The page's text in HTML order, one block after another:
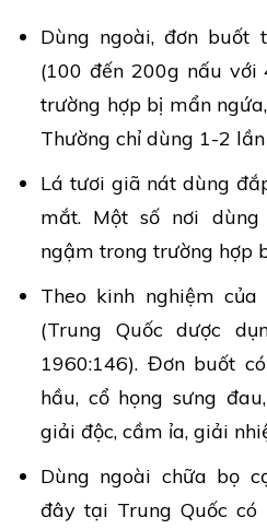
Dùng ngoài, đơn buốt
(100 đến 200g nấu
trường hợp bị mẩn
Thường chỉ dùng 1-2
Lá tươi giã nát dùng
mắt. Một số nơi
ngậm trong trường hợp
Theo kinh nghiệm
(Trung Quốc dược
1960:146). Đơn buốt
hầu, cổ họng sưng
giải độc, cầm ỉa, giải
Dùng ngoài chữa bọ
đây tại Trung Quốc